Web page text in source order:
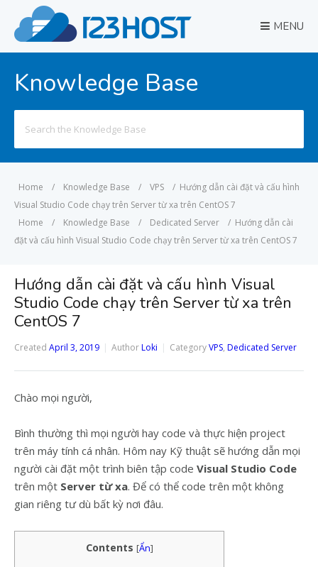
MENU
Knowledge Base
for:
Home / Knowledge Base / VPS / Hướng dẫn cài đặt và cấu hình
Visual Studio Code chạy trên Server từ xa trên CentOS 7
Home
/ Knowledge Base / Dedicated Server / Hướng dẫn cài
đặt và cấu hình Visual Studio Code chạy trên Server từ xa trên CentOS 7
Hướng dẫn cài đặt và cấu hình Visual
Studio Code chạy trên Server từ xa trên
CentOS 7
Created April 3, 2019 AuthorLoki CategoryVPS, Dedicated Server
Chào mọi người,
Bình thường thì mọi người hay code và thực hiện project
trên máy tính cá nhân. Hôm nay Kỹ thuật sẽ hướng dẫn mọi
người cài đặt một trình biên tập code Visual Studio Code
trên một Server từ xa. Để có thể code trên một không
gian riêng tư dù bất kỳ nơi đâu.
Contents [Ẩn]